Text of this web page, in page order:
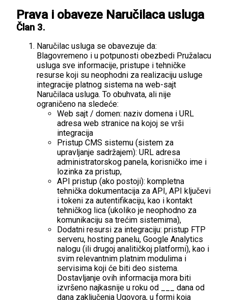
Prava i obaveze Naručilaca usluga
Član 3.
Naručilac usluga se obavezuje da:
Blagovremeno i u potpunosti obezbedi Pružalacu
usluga sve informacije, pristupe i tehničke
resurse koji su neophodni za realizaciju usluge
integracije platnog sistema na web-sajt
Naručilaca usluga. To obuhvata, ali nije
ograničeno na sledeće:
Web sajt / domen: naziv domena i URL
adresa web stranice na kojoj se vrši
integracija
Pristup CMS sistemu (sistem za
upravljanje sadržajem): URL adresa
administratorskog panela, korisničko ime i
lozinka za pristup,
API pristup (ako postoji): kompletna
tehnička dokumentacija za API, API ključevi
i tokeni za autentifikaciju, kao i kontakt
tehničkog lica (ukoliko je neophodno za
komunikaciju sa trećim sistemima),
Dodatni resursi za integraciju: pristup FTP
serveru, hosting panelu, Google Analytics
nalogu (ili drugoj analitičkoj platformi), kao i
svim relevantnim platnim modulima i
servisima koji će biti deo sistema.
Dostavljanje ovih informacija mora biti
izvršeno najkasnije u roku od ___ dana od
dana zaključenja Ugovora, u formi koja